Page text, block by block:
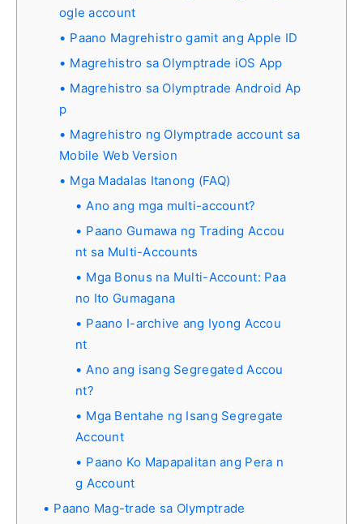
ogle account
Paano Magrehistro gamit ang Apple ID
Magrehistro sa Olymptrade iOS App
Magrehistro sa Olymptrade Android Ap
p
Magrehistro ng Olymptrade account sa
Mobile Web Version
Mga Madalas Itanong (FAQ)
Ano ang mga multi-account?
Paano Gumawa ng Trading Accou
nt sa Multi-Accounts
Mga Bonus na Multi-Account: Paa
no Ito Gumagana
Paano I-archive ang Iyong Accou
nt
Ano ang isang Segregated Accou
nt?
Mga Bentahe ng Isang Segregate
Account
Paano Ko Mapapalitan ang Pera n
g Account
Paano Mag-trade sa Olymptrade